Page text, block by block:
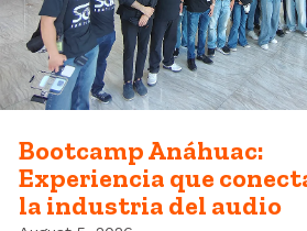
Bootcamp Anáhuac:
Experiencia que
la industria del audio